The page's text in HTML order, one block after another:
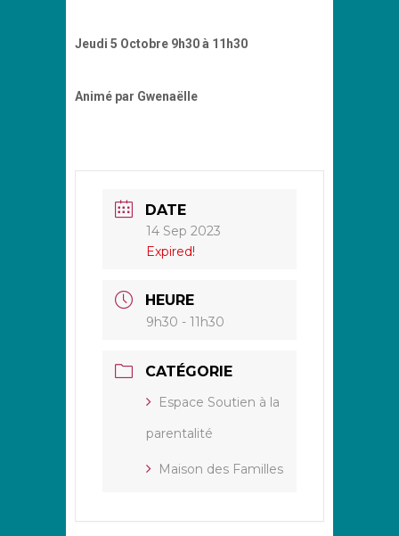
Jeudi 5 Octobre 9h30 à 11h30
Animé par Gwenaëlle
DATE
14 Sep 2023
Expired!
HEURE
9h30 - 11h30
CATÉGORIE
Espace Soutien à la
parentalité
Maison des Familles